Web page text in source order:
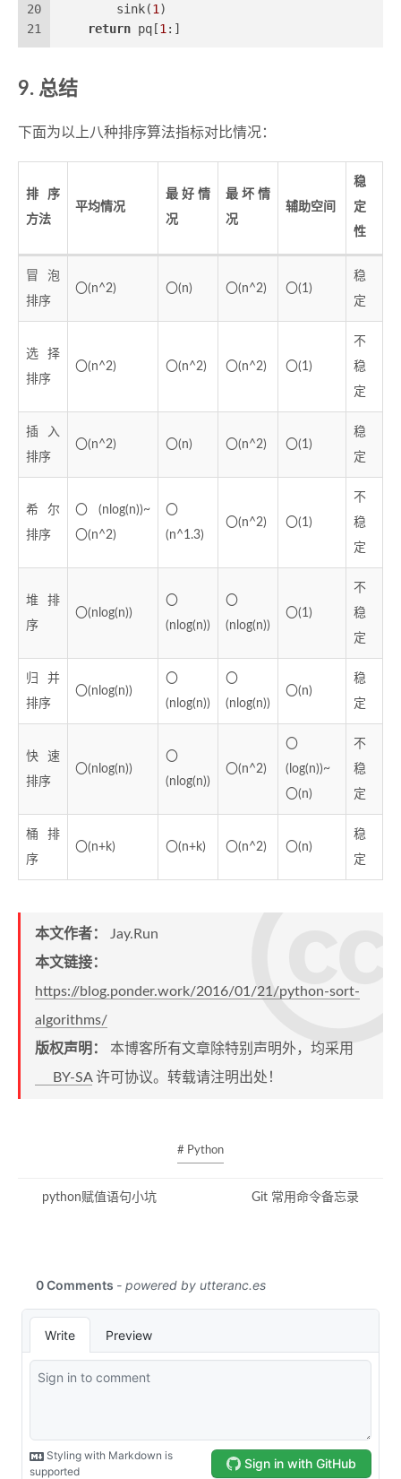
20
21
        sink(
1 )
return pq[1 :]
总结
下面为以上八种排序算法指标对比情况：
排序
方法
平均情况
最好情
况
最坏情
况
辅助空间
稳
定
性
冒泡
排序
〇(n^2) 〇(n) 〇(n^2) 〇(1)
稳
定
选择
排序
〇(n^2) 〇(n^2) 〇(n^2) 〇(1)
不
稳
定
插入
排序
〇(n^2) 〇(n) 〇(n^2) 〇(1)
稳
定
希尔
排序
〇(nlog(n))~
〇(n^2)
〇
(n^1.3)
〇(n^2) 〇(1)
不
稳
定
堆排
序
〇(nlog(n))
〇
(nlog(n))
〇
(nlog(n))
〇(1)
不
稳
定
归并
排序
〇(nlog(n))
〇
(nlog(n))
〇
(nlog(n))
〇(n)
稳
定
快速
排序
〇(nlog(n))
〇
(nlog(n))
〇(n^2)
〇
(log(n))~
〇(n)
不
稳
定
桶排
序
〇(n+k) 〇(n+k) 〇(n^2) 〇(n)
稳
定
本文作者：
Jay.Run
本文链接：
https://blog.ponder.work/2016/01/21/python-sort-
algorithms/
版权声明： 本博客所有文章除特别声明外，均采用
BY-SA许可协议。转载请注明出处！
# Python
python赋值语句小坑 Git 常用命令备忘录